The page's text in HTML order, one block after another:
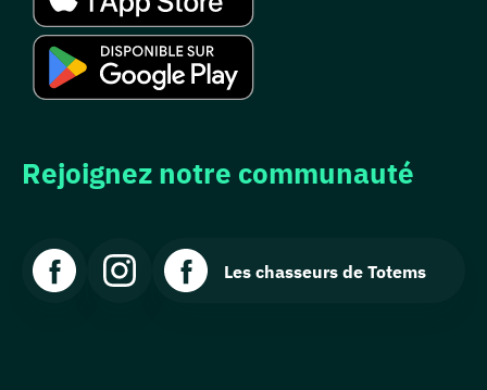
Rejoignez notre communauté
Les chasseurs de Totems